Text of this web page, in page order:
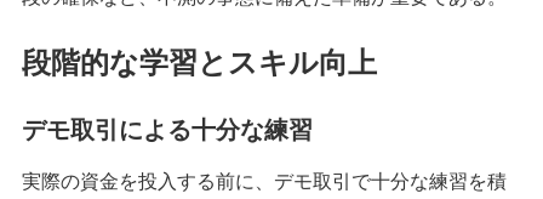
段階的な学習とスキル向上
デモ取引による十分な練習
実際の資金を投入する前に、デモ取引で十分な練習を積